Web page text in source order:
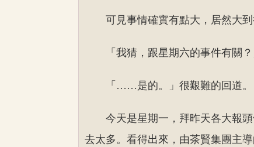
可見事情確實有點大，居然大
「我猜，跟星期六的事件有關
「……是的。」很艱難的回道。
今天是星期一，拜昨天各大報
去太多。看得出來，由茶賢集團主